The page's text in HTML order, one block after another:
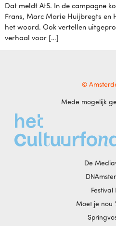
Dat meldt At5. In de campagne
Frans, Marc Marie Huijbregts en
het woord. Ook vertellen
verhaal voor […]
©
Mede mogelijk
De
Festival
Moet je nou